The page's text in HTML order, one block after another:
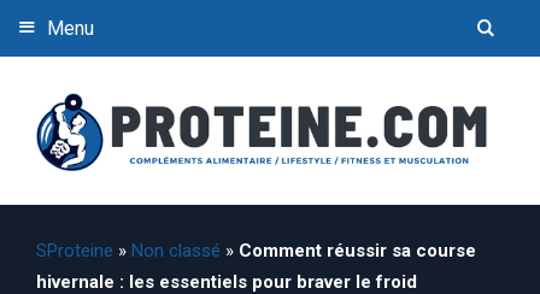
Menu
SProteine » Non classé » Comment réussir sa course
hivernale : les essentiels pour braver le froid